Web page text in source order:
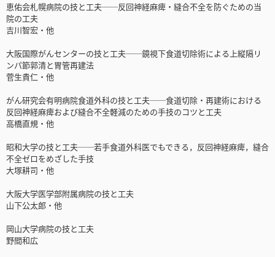
恵佑会札幌病院の技と工夫──反回神経麻痺・縫合不全を防ぐための当
院の工夫
吉川智宏・他
大阪国際がんセンターの技と工夫──鏡視下食道切除術による上縦隔リ
ンパ節郭清と胃管再建法
菅生貴仁・他
がん研究会有明病院食道外科の技と工夫──食道切除・再建術における
反回神経麻痺および縫合不全軽減のための手技のコツと工夫
高橋直規・他
昭和大学の技と工夫──若手食道外科医でもできる，反回神経麻痺，縫合
不全ゼロをめざした手技
大塚耕司・他
大阪大学医学部附属病院の技と工夫
山下公太郎・他
岡山大学病院の技と工夫
野間和広